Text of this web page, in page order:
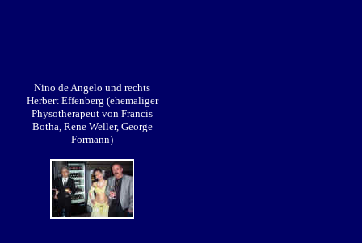
Nino de Angelo und rechts
Herbert Effenberg (ehemaliger
Physotherapeut von Francis
Botha, Rene Weller, George
Formann)